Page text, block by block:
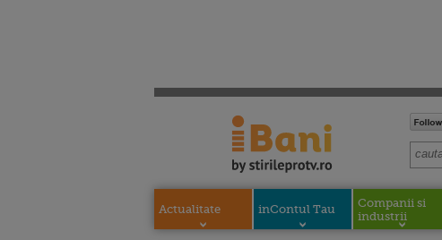
Actualitate inContul Tau
Companii si
industrii